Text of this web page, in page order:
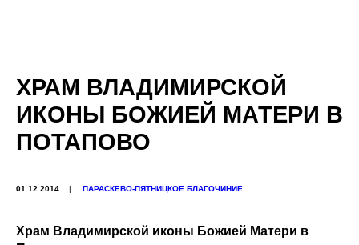
ХРАМ ВЛАДИМИРСКОЙ
ИКОНЫ БОЖИЕЙ МАТЕРИ В
ПОТАПОВО
01.12.2014 | ПАРАСКЕВО-ПЯТНИЦКОЕ БЛАГОЧИНИЕ
Храм Владимирской иконы Божией Матери в